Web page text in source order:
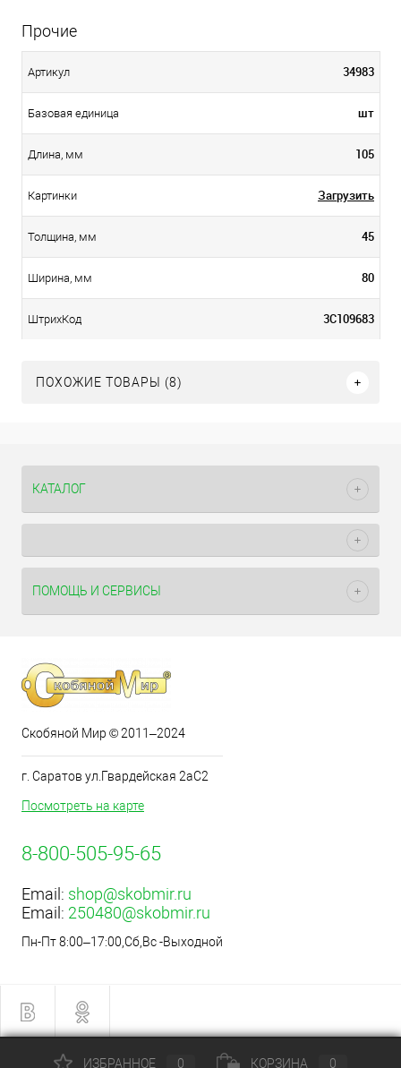
Прочие
Артикул 34983
Базовая единица шт
Длина, мм 105
Картинки Загрузить
Толщина, мм 45
Ширина, мм 80
ШтрихКод 3С109683
ПОХОЖИЕ ТОВАРЫ (8)
КАТАЛОГ
ПОМОЩЬ И СЕРВИСЫ
Скобяной Мир © 2011–2024
г. Саратов ул.Гвардейская 2аС2
Посмотреть на карте
8-800-505-95-65
Email: shop@skobmir.ru
Email: 250480@skobmir.ru
Пн-Пт 8:00–17:00,Сб,Вс -Выходной
ИЗБРАННОЕ 0 КОРЗИНА 0